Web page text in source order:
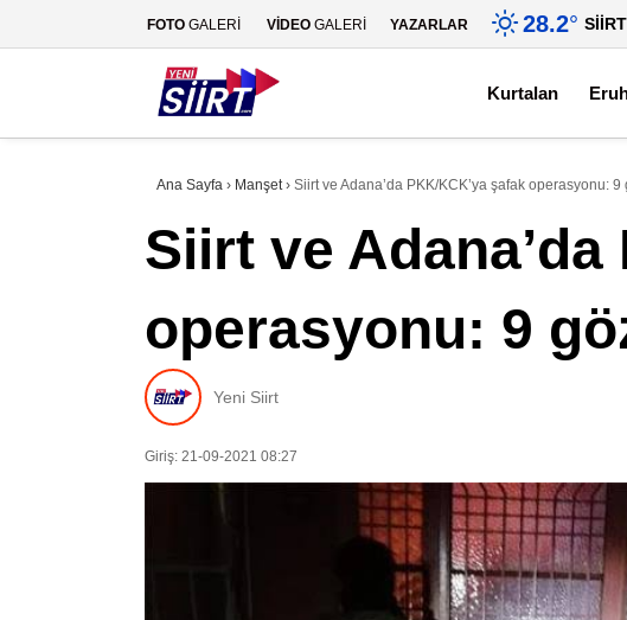
FOTO GALERİ VİDEO GALERİ YAZARLAR 28.2° SIIRT
Kurtalan
Ana Sayfa › Manşet› Siirt ve Adana’da PKK/KCK’ya şafak operasyonu: 9
Siirt ve Adana’da
operasyonu: 9
Yeni Siirt
Giriş: 21-09-2021 08:27